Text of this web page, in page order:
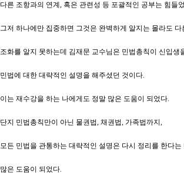
다른 조항과의 연계, 혹은 관련성 등 포괄적인 공부는 힘들
그저 하나에만 집중하면 그것은 완벽하게 알지는 몰라도 다
조화를 알지 못하는데 김재문 교수님은 민법총칙이 신입생
민법에 대한 대략적인 설명을 해주셨던 것이다.
이는 재수강을 하는 나에게도 정말 많은 도움이 되었다.
단지 민법총칙만이 아닌 물권법, 채권법, 가족법까지,
모든 민법을 관통하는 대략적인 설명은 다시 정리를 한다는
많은 도움이 되었다.